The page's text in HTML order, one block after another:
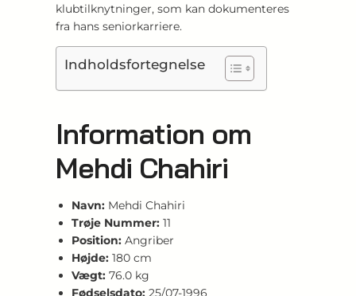
klubtilknytninger, som kan dokumenteres
fra hans seniorkarriere.
Indholdsfortegnelse
Information om
Mehdi Chahiri
Navn: Mehdi Chahiri
Trøje Nummer: 11
Position: Angriber
Højde: 180 cm
Vægt: 76.0 kg
Fødselsdato: 25/07-1996